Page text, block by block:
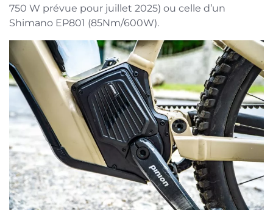
750 W prévue pour juillet 2025) ou celle d’un
Shimano EP801 (85Nm/600W).